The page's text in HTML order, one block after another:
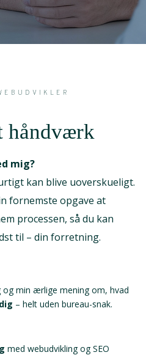
håndværk
mig?
kan blive uoverskueligt.
fornemste opgave at
processen, så du kan
til – din forretning.
og min ærlige mening om, hvad
– helt uden bureau-snak.
med webudvikling og SEO